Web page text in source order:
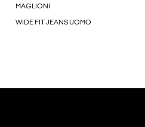
MAGLIONI
WIDE FIT JEANS UOMO